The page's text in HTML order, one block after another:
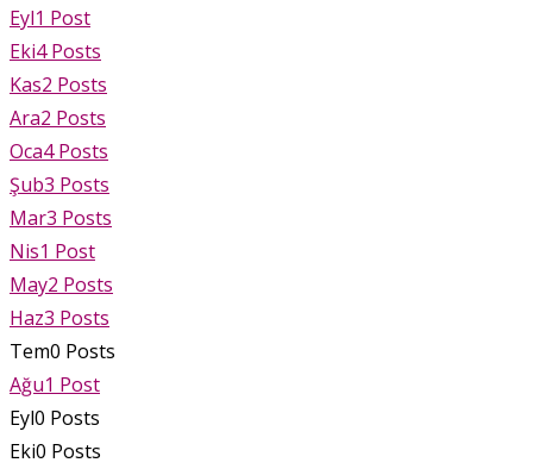
Eyl1 Post
Eki4 Posts
Kas2 Posts
Ara2 Posts
Oca4 Posts
Şub3 Posts
Mar3 Posts
Nis1 Post
May2 Posts
Haz3 Posts
Tem0 Posts
Ağu1 Post
Eyl0 Posts
Eki0 Posts